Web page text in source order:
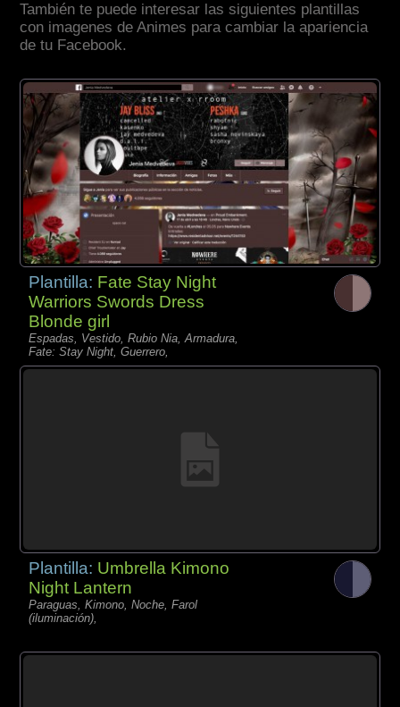
También te puede interesar las siguientes plantillas
con imagenes de Animes para cambiar la apariencia
de tu Facebook.
Plantilla: Fate Stay Night
Warriors Swords Dress
Blonde girl
Espadas, Vestido, Rubio Nia, Armadura,
Fate: Stay Night, Guerrero,
Plantilla: Umbrella Kimono
Night Lantern
Paraguas, Kimono, Noche, Farol
(iluminación),